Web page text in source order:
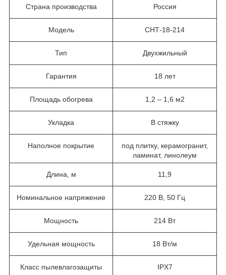
Страна производства Россия
Модель СНТ-18-214
Тип Двухжильный
Гарантия 18 лет
Площадь обогрева 1,2 – 1,6 м2
Укладка В стяжку
Наполное покрытие
под плитку, керамогранит,
ламинат, линолеум
Длина, м 11,9
Номинальное напряжение 220 В, 50 Гц
Мощность 214 Вт
Удельная мощность 18 Вт/м
Класс пылевлагозащиты IPX7